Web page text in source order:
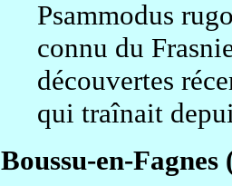
Psammodus
connu du
découvertes
qui traînait
Boussu-en-